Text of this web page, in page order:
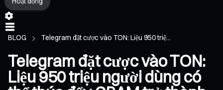
BLOG Telegram đặt cược vào TON: Liệu 950 triệ...
Telegram đặt cược vào TON:
Liệu 950 triệu người dùng có